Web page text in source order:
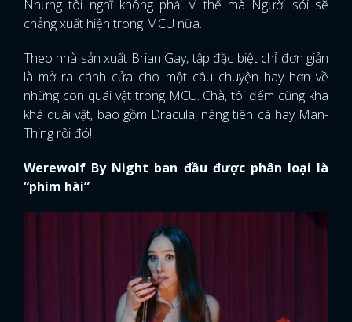
FACEBOOK
Nhưng tôi nghĩ không phải vì thế mà Người sói sẽ
chẳng xuất hiện trong MCU nữa.
Theo nhà sản xuất Brian Gay, tập đặc biệt chỉ đơn giản
là mở ra cánh cửa cho một câu chuyện hay hơn về
những con quái vật trong MCU. Chà, tôi đếm cũng kha
khá quái vật, bao gồm Dracula, nàng tiên cá hay Man-
Thing rồi đó!
Werewolf By Night ban đầu được phân loại là
“phim hài”